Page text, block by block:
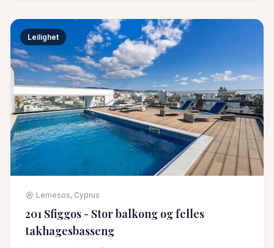
Leilighet
Lemesos, Cyprus
201 Sfiggos - Stor balkong og felles
takhagesbasseng